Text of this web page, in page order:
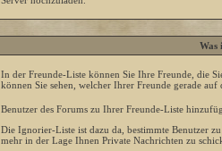
Was
In der Freunde-Liste können Sie Ihre Freunde, die
können Sie sehen, welcher Ihrer Freunde gerade
Benutzer des Forums zu Ihrer Freunde-Liste
Die Ignorier-Liste ist dazu da, bestimmte Benutzer
mehr in der Lage Ihnen Private Nachrichten zu